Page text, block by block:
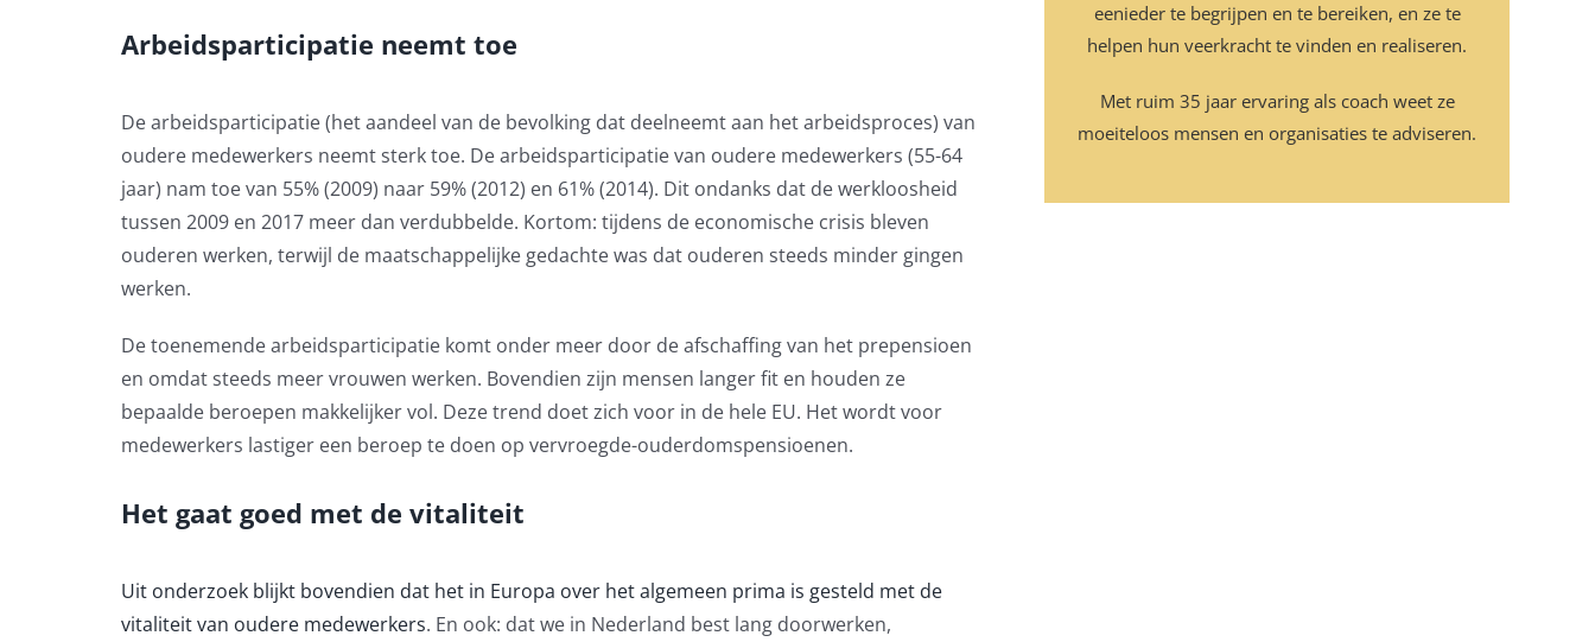
Arbeidsparticipatie neemt toe
De arbeidsparticipatie (het aandeel van de bevolking dat deelneemt aan het arbeidsproces) van
oudere medewerkers neemt sterk toe. De arbeidsparticipatie van oudere medewerkers (55-64
jaar) nam toe van 55% (2009) naar 59% (2012) en 61% (2014). Dit ondanks dat de werkloosheid
tussen 2009 en 2017 meer dan verdubbelde. Kortom: tijdens de economische crisis bleven
ouderen werken, terwijl de maatschappelijke gedachte was dat ouderen steeds minder gingen
werken.
De toenemende arbeidsparticipatie komt onder meer door de afschaffing van het prepensioen
en omdat steeds meer vrouwen werken. Bovendien zijn mensen langer fit en houden ze
bepaalde beroepen makkelijker vol. Deze trend doet zich voor in de hele EU. Het wordt voor
medewerkers lastiger een beroep te doen op vervroegde-ouderdomspensioenen.
Het gaat goed met de vitaliteit
Uit onderzoek blijkt bovendien dat het in Europa over het algemeen prima is gesteld met de
vitaliteit van oudere medewerkers. En ook: dat we in Nederland best lang doorwerken,
eenieder te begrijpen en te bereiken, en ze te
helpen hun veerkracht te vinden en realiseren.
Met ruim 35 jaar ervaring als coach weet ze
moeiteloos mensen en organisaties te adviseren.